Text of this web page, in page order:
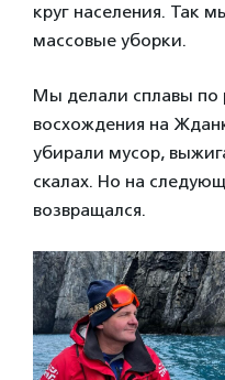
круг населения. Так
массовые уборки.
Мы делали сплавы
восхождения на
убирали мусор,
скалах. Но на
возвращался.